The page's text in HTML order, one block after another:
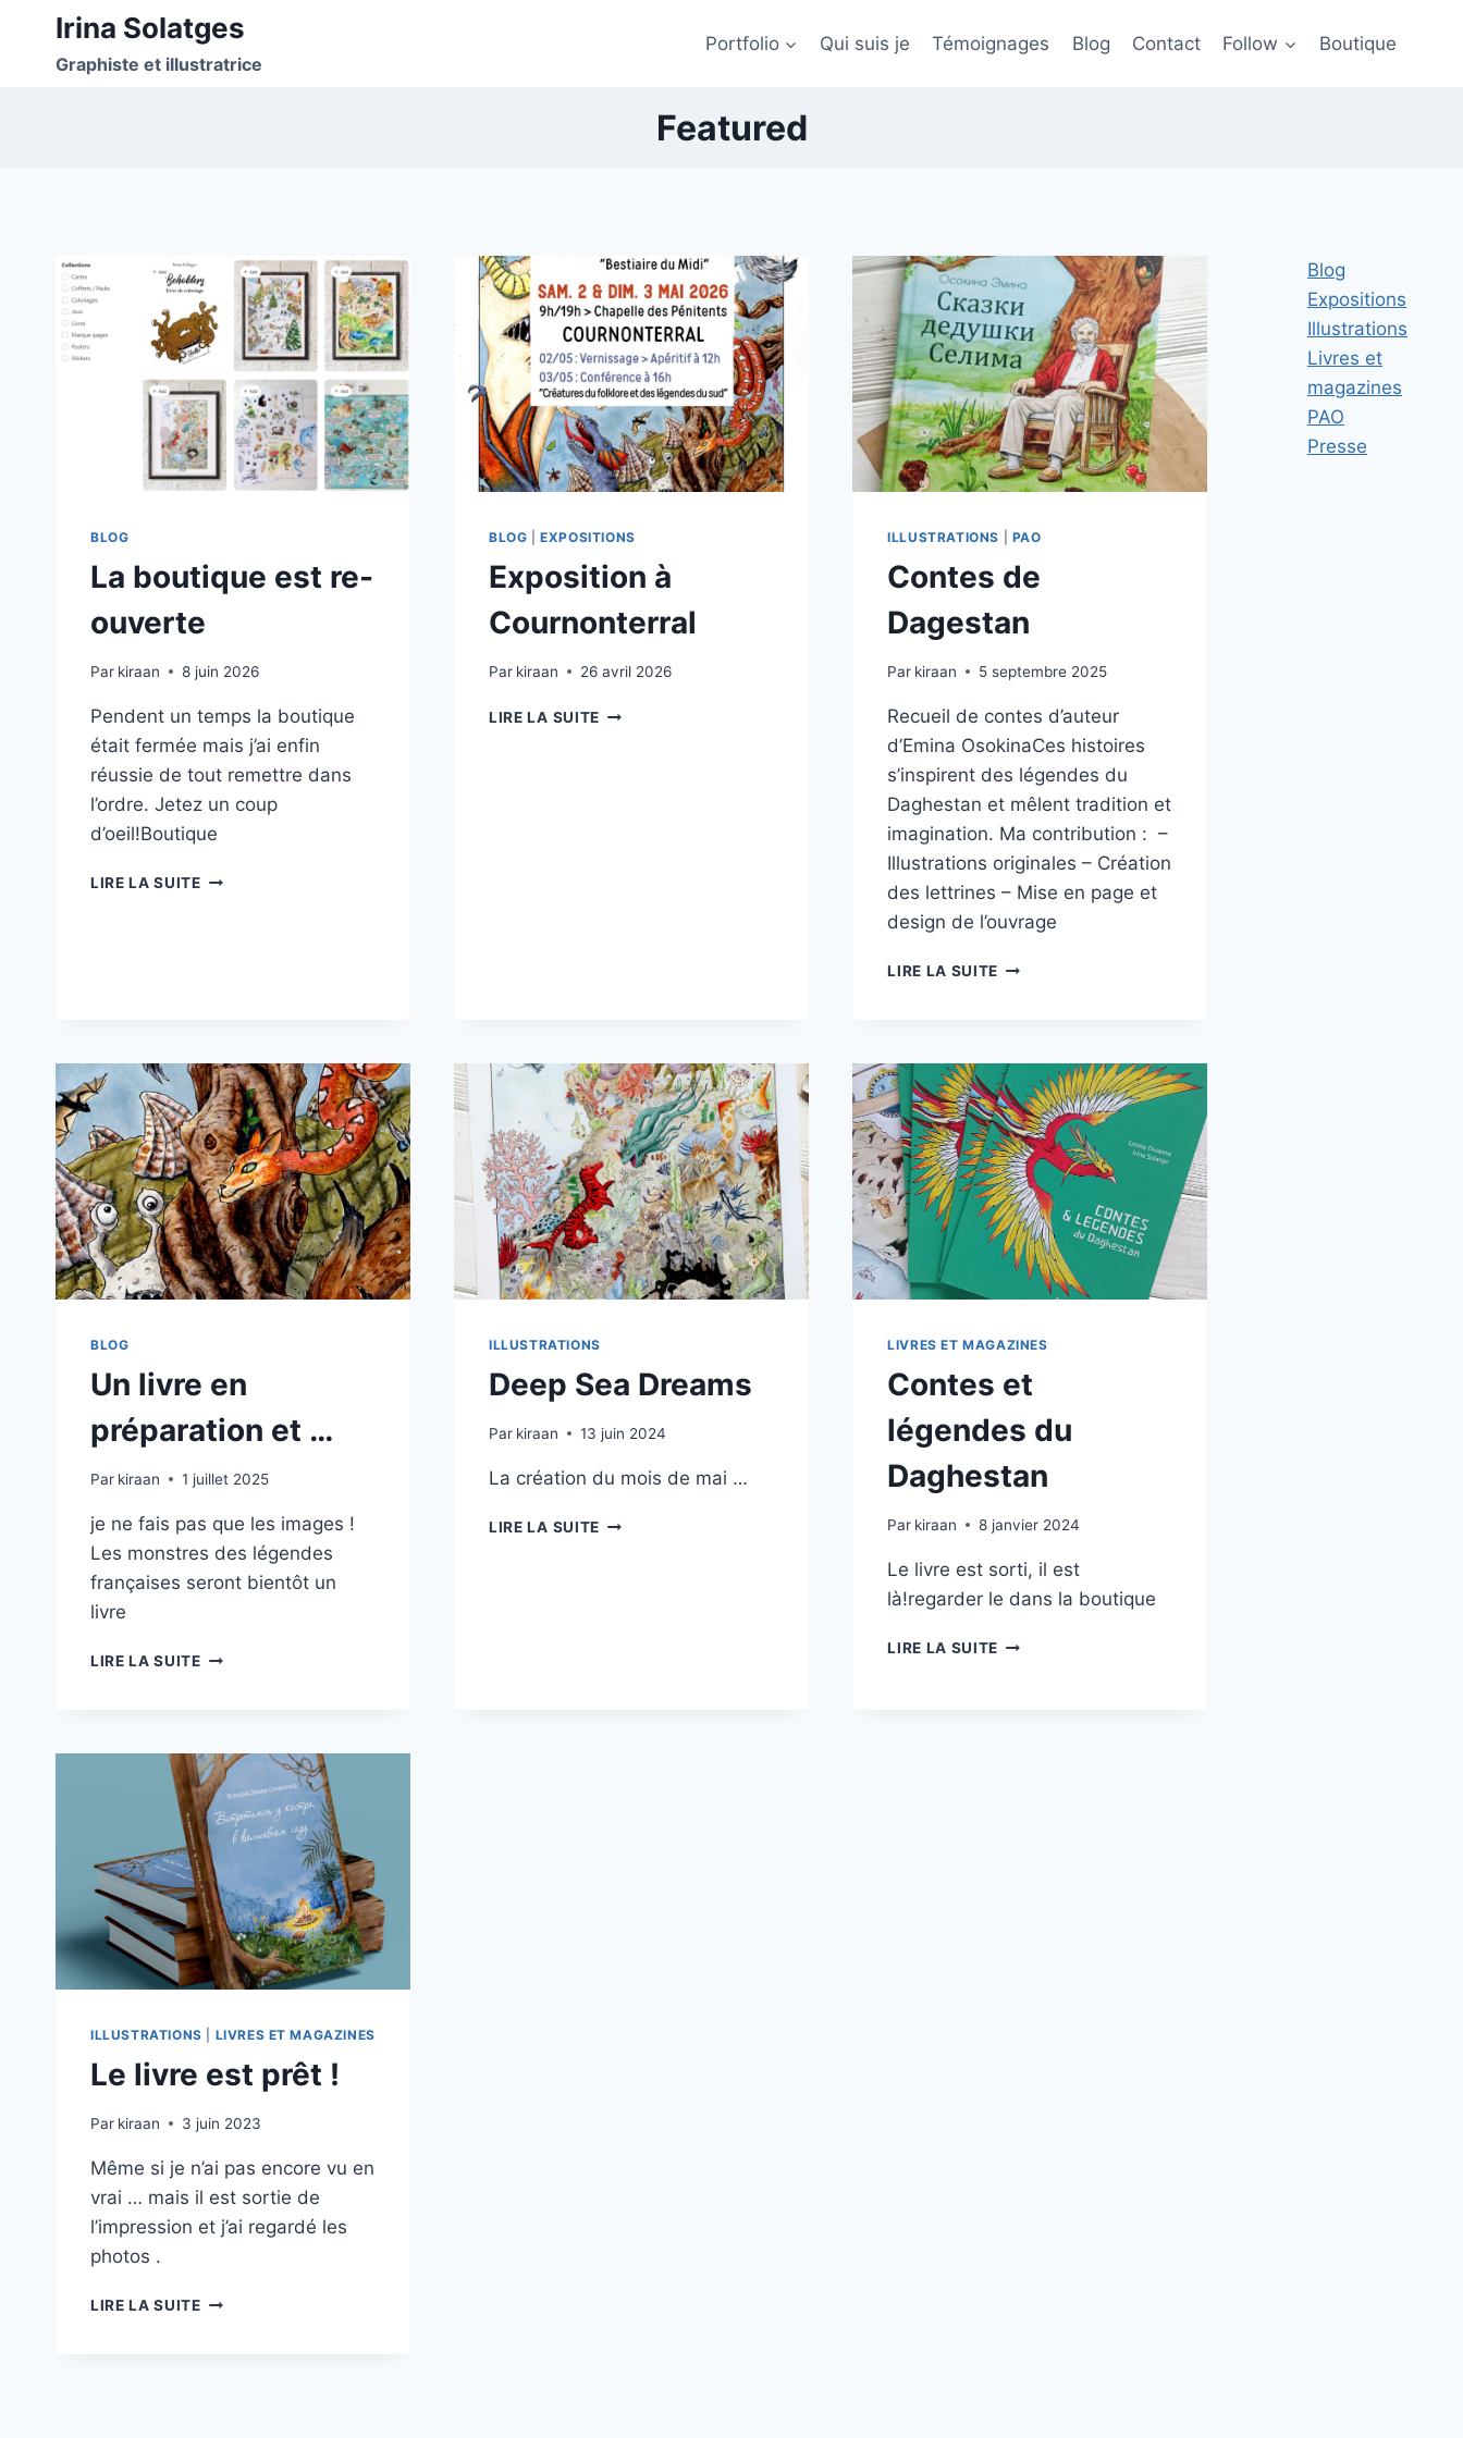
contenu
Irina Solatges
Graphiste et illustratrice
Portfolio Qui suis je Témoignages Blog Contact Follow Boutique
Featured
BLOG
La boutique est re-
ouverte
Par kiraan 8 juin 2026
Pendent un temps la boutique
était fermée mais j’ai enfin
réussie de tout remettre dans
l’ordre. Jetez un coup
d’oeil!Boutique
LIRE LA SUITELA
BLOG |EXPOSITIONS
Exposition à
Cournonterral
Par kiraan 26 avril 2026
LIRE LA SUITEEXPOSITION
ILLUSTRATIONS PAO
Contes de
Dagestan
Par kiraan 5 septembre 2025
Recueil de contes d’auteur
d’Emina OsokinaCes histoires
s’inspirent des légendes du
Daghestan et mêlent tradition et
imagination. Ma contribution : –
Illustrations originales – Création
des lettrines – Mise en page et
design de l’ouvrage
LIRE LA SUITE CONTES
BLOG
Un livre en
préparation et …
Par kiraan 1 juillet 2025
je ne fais pas que les images !
Les monstres des légendes
françaises seront bientôt un
livre
LIRE LA SUITEUN
…
ILLUSTRATIONS
Deep Sea Dreams
Par kiraan 13 juin 2024
La création du mois de mai …
LIRE LA SUITEDEEP
LIVRES ET MAGAZINES
Contes et
légendes du
Daghestan
Par kiraan 8 janvier 2024
Le livre est sorti, il est
là!regarder le dans la boutique
LIRE LA SUITE CONTES
ILLUSTRATIONS LIVRES ET MAGAZINES
Le livre est prêt !
Par kiraan 3 juin 2023
Même si je n’ai pas encore vu en
vrai … mais il est sortie de
l’impression et j’ai regardé les
photos .
LIRE LA SUITELE
Blog
Expositions
Illustrations
Livres et
magazines
PAO
Presse